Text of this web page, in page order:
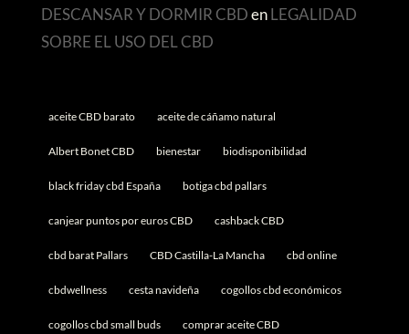
DESCANSAR Y DORMIR CBDenLEGALIDAD
SOBRE EL USO DEL CBD
aceite CBD barato aceite de cáñamo natural
Albert Bonet CBD bienestar biodisponibilidad
black friday cbd España botiga cbd pallars
canjear puntos por euros CBD cashback CBD
cbd barat Pallars CBD Castilla-La Mancha cbd online
cbdwellness cesta navideña cogollos cbd económicos
cogollos cbd small buds comprar aceite CBD